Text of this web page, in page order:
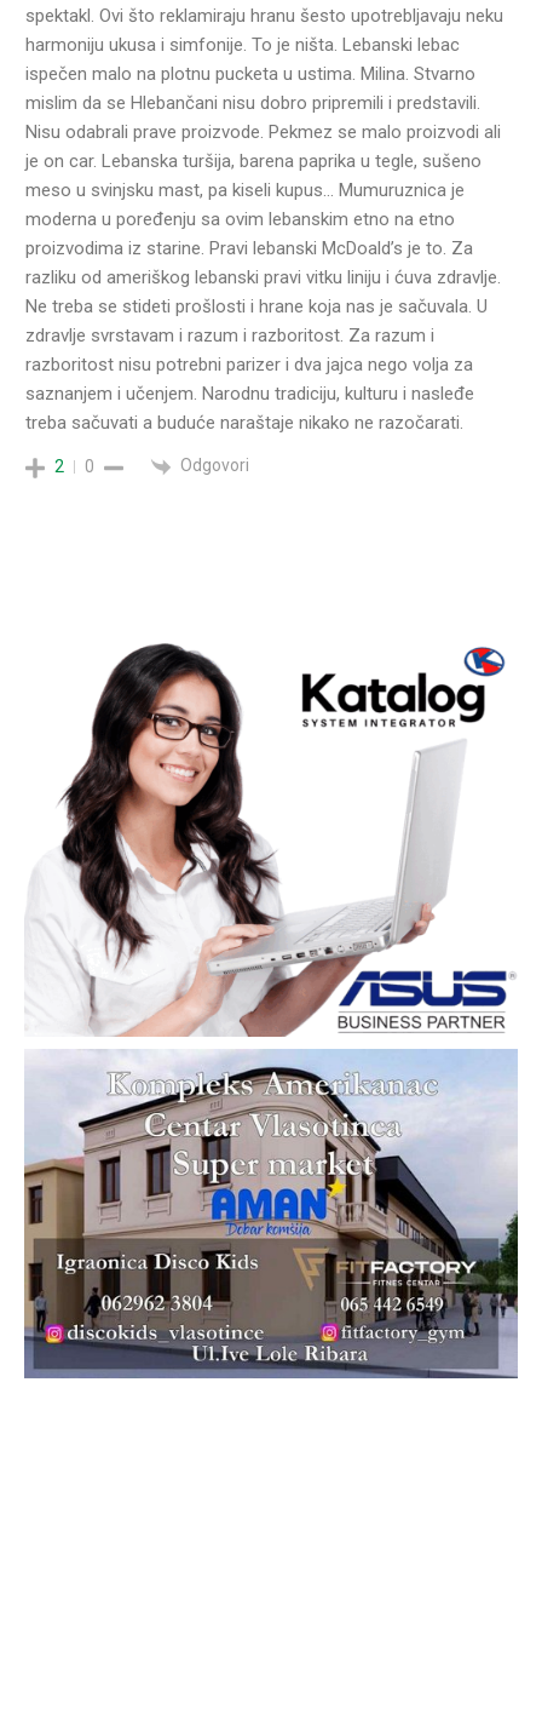
spektakl. Ovi što reklamiraju hranu šesto upotrebljavaju neku
harmoniju ukusa i simfonije. To je ništa. Lebanski lebac
ispečen malo na plotnu pucketa u ustima. Milina. Stvarno
mislim da se Hlebančani nisu dobro pripremili i predstavili.
Nisu odabrali prave proizvode. Pekmez se malo proizvodi ali
je on car. Lebanska turšija, barena paprika u tegle, sušeno
meso u svinjsku mast, pa kiseli kupus… Mumuruznica je
moderna u poređenju sa ovim lebanskim etno na etno
proizvodima iz starine. Pravi lebanski McDoald’s je to. Za
razliku od ameriškog lebanski pravi vitku liniju i ćuva zdravlje.
Ne treba se stideti prošlosti i hrane koja nas je sačuvala. U
zdravlje svrstavam i razum i razboritost. Za razum i
razboritost nisu potrebni parizer i dva jajca nego volja za
saznanjem i učenjem. Narodnu tradiciju, kulturu i nasleđe
treba sačuvati a buduće naraštaje nikako ne razočarati.
2 0 Odgovori